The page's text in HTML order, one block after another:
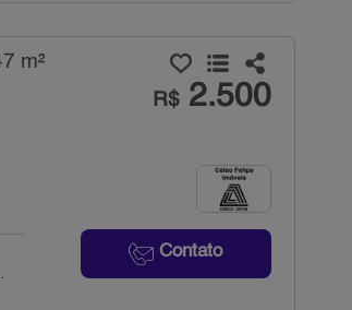
m²
R$2.500
Contato